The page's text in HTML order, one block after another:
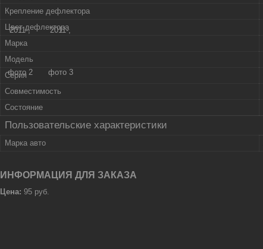
Крепление дефлектора
Цвет дефлектора
Марка
Модель
Серия
Совместимость
Состояние
Пользовательские характеристики
Марка авто
ИНФОРМАЦИЯ ДЛЯ ЗАКАЗА
Цена: 95 руб.